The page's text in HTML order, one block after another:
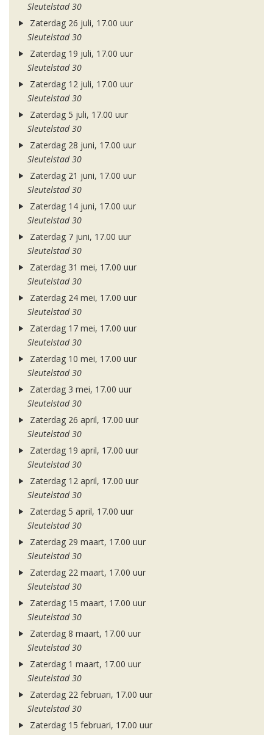
Sleutelstad 30
Zaterdag 26 juli, 17.00 uur
Sleutelstad 30
Zaterdag 19 juli, 17.00 uur
Sleutelstad 30
Zaterdag 12 juli, 17.00 uur
Sleutelstad 30
Zaterdag 5 juli, 17.00 uur
Sleutelstad 30
Zaterdag 28 juni, 17.00 uur
Sleutelstad 30
Zaterdag 21 juni, 17.00 uur
Sleutelstad 30
Zaterdag 14 juni, 17.00 uur
Sleutelstad 30
Zaterdag 7 juni, 17.00 uur
Sleutelstad 30
Zaterdag 31 mei, 17.00 uur
Sleutelstad 30
Zaterdag 24 mei, 17.00 uur
Sleutelstad 30
Zaterdag 17 mei, 17.00 uur
Sleutelstad 30
Zaterdag 10 mei, 17.00 uur
Sleutelstad 30
Zaterdag 3 mei, 17.00 uur
Sleutelstad 30
Zaterdag 26 april, 17.00 uur
Sleutelstad 30
Zaterdag 19 april, 17.00 uur
Sleutelstad 30
Zaterdag 12 april, 17.00 uur
Sleutelstad 30
Zaterdag 5 april, 17.00 uur
Sleutelstad 30
Zaterdag 29 maart, 17.00 uur
Sleutelstad 30
Zaterdag 22 maart, 17.00 uur
Sleutelstad 30
Zaterdag 15 maart, 17.00 uur
Sleutelstad 30
Zaterdag 8 maart, 17.00 uur
Sleutelstad 30
Zaterdag 1 maart, 17.00 uur
Sleutelstad 30
Zaterdag 22 februari, 17.00 uur
Sleutelstad 30
Zaterdag 15 februari, 17.00 uur